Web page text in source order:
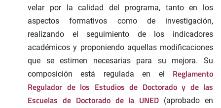
velar por la calidad del programa, tanto en los
aspectos formativos como de investigación,
realizando el seguimiento de los indicadores
académicos y proponiendo aquellas modificaciones
que se estimen necesarias para su mejora. Su
composición está regulada en el Reglamento
Regulador de los Estudios de Doctorado y de las
Escuelas de Doctorado de la UNED (aprobado en